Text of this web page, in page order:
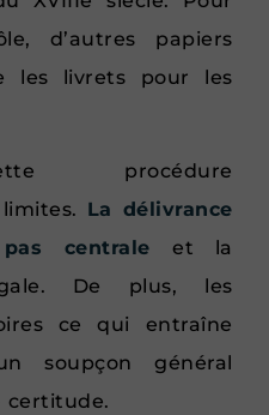
d’autres papiers
les livrets pour les
procédure
La délivrance
pas centraleet la
De plus, les
ce qui entraîne
soupçon général
certitude.